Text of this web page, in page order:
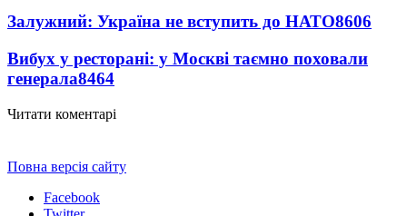
Залужний: Україна не вступить до НАТО8606
Вибух у ресторані: у Москві таємно поховали
генерала8464
Читати коментарі
Повна версія сайту
Facebook